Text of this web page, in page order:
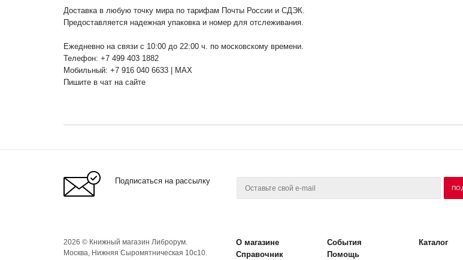
Доставка в любую точку мира по тарифам Почты России и СДЭК.
Предоставляется надежная упаковка и номер для отслеживания.
Ежедневно на связи с 10:00 до 22:00 ч. по московскому времени.
Телефон: +7 499 403 1882
Мобильный: +7 916 040 6633 | MAX
Пишите в чат на сайте
Подписаться на рассылку
2026 © Книжный магазин Либрорум.
Москва, Нижняя Сыромятническая 10с10.
О магазине События
Каталог
Справочник
Помощь